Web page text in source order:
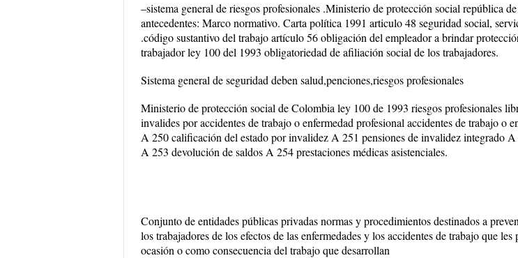
–sistema general de riesgos profesionales .Ministerio de protección social república
antecedentes: Marco normativo. Carta política 1991 articulo 48 seguridad social,
.código sustantivo del trabajo artículo 56 obligación del empleador a brindar
trabajador ley 100 del 1993 obligatoriedad de afiliación social de los trabajadores.
Sistema general de seguridad deben salud,penciones,riesgos profesionales
Ministerio de protección social de Colombia ley 100 de 1993 riesgos profesionales
invalides por accidentes de trabajo o enfermedad profesional accidentes de trabajo o
A 250 calificación del estado por invalidez A 251 pensiones de invalidez integrado
A 253 devolución de saldos A 254 prestaciones médicas asistenciales.
Conjunto de entidades públicas privadas normas y procedimientos destinados a
los trabajadores de los efectos de las enfermedades y los accidentes de trabajo que
ocasión o como consecuencia del trabajo que desarrollan